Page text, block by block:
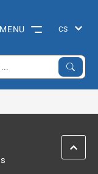
MENU